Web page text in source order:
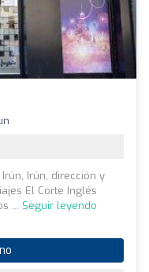
Irún, dirección y
El Corte Inglés
... Seguir leyendo